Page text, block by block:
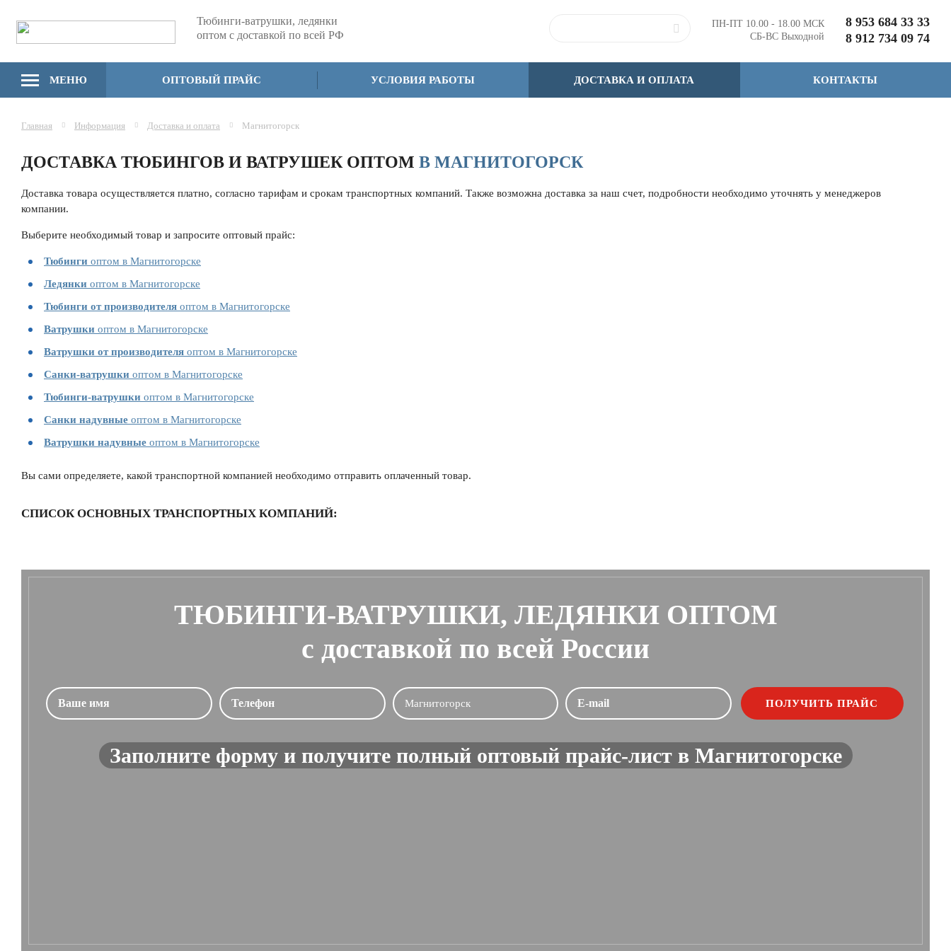
Тюбинги-ватрушки, ледянки
оптом с доставкой по всей РФ
ПН-ПТ 10.00 - 18.00 МСК
СБ-ВС Выходной
8 953 684 33 33
8 912 734 09 74
МЕНЮ ОПТОВЫЙ ПРАЙС УСЛОВИЯ РАБОТЫ ДОСТАВКА И ОПЛАТА КОНТАКТЫ
Главная Информация Доставка и оплата Магнитогорск
ДОСТАВКА ТЮБИНГОВ И ВАТРУШЕК ОПТОМ В МАГНИТОГОРСК
Доставка товара осуществляется платно, согласно тарифам и срокам транспортных компаний. Также возможна доставка за наш счет, подробности необходимо уточнять у менеджеров
компании.
Выберите необходимый товар и запросите оптовый прайс:
Тюбинги оптом в Магнитогорске
Ледянки оптом в Магнитогорске
Тюбинги от производителя оптом в Магнитогорске
Ватрушки оптом в Магнитогорске
Ватрушки от производителя оптом в Магнитогорске
Санки-ватрушки оптом в Магнитогорске
Тюбинги-ватрушки оптом в Магнитогорске
Санки надувные оптом в Магнитогорске
Ватрушки надувные оптом в Магнитогорске
Вы сами определяете, какой транспортной компанией необходимо отправить оплаченный товар.
СПИСОК ОСНОВНЫХ ТРАНСПОРТНЫХ КОМПАНИЙ:
ТЮБИНГИ-ВАТРУШКИ, ЛЕДЯНКИ ОПТОМ
с доставкой по всей России
Заполните форму и получите полный оптовый прайс-лист в Магнитогорске